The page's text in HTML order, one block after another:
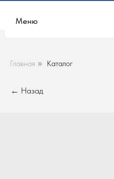
Главная » Каталог
← Назад